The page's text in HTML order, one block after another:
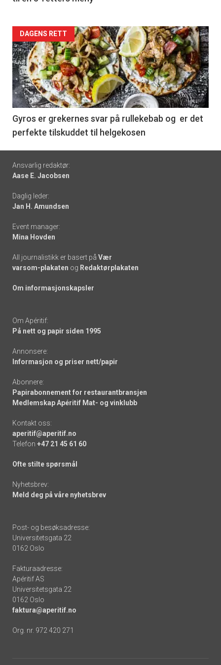
Forsiden
akkurat
nå
-
6
DAGENS RETT
Gyros er grekernes svar på rullekebab og er det
perfekte tilskuddet til helgekosen
Footer
-
links
Ansvarlig redaktør:
Aase E. Jacobsen
Daglig leder:
Jan H. Amundsen
Event manager:
Mina Hovden
All journalistikk er basert på Vær
varsom-plakaten og Redaktørplakaten
Om informasjonskapsler
Om Apéritif:
På nett og papir siden 1995
Annonsere:
Informasjon og priser nett/papir
Abonnere:
Papirabonnement for restaurantbransjen
Medlemskap Apéritif Mat- og vinklubb
Kontakt oss:
aperitif@aperitif.no
Telefon +47 21 45 61 60
Ofte stilte spørsmål
Nyhetsbrev:
Meld deg på våre nyhetsbrev
Post- og besøksadresse:
Universitetsgata 22
0162 Oslo
Fakturaadresse:
Apéritif AS
Universitetsgata 22
0162 Oslo
faktura@aperitif.no
Org. nr. 972 420 271